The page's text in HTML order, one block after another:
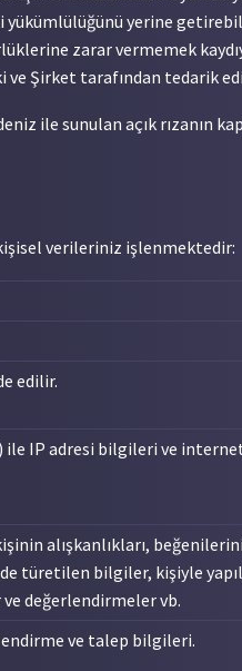
yerine
zarar vermemek
Şirket tarafından tedarik
sunulan açık rızanın
verileriniz işlenmektedir:
edilir.
ile IP adresi bilgileri ve
alışkanlıkları,
türetilen bilgiler, kişiyle
değerlendirmeler vb.
ve talep bilgileri.